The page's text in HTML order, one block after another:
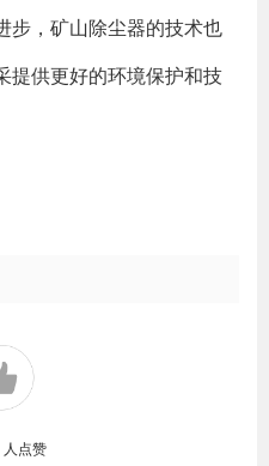
步，矿山除尘器的技术也
提供更好的环境保护和技
人点赞